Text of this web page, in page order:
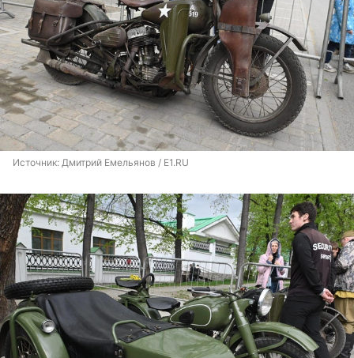
Источник: Дмитрий Емельянов / E1.RU